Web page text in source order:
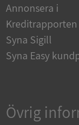
Annonsera i
Kreditrapporten
Syna Sigill
Syna Easy
Övrig